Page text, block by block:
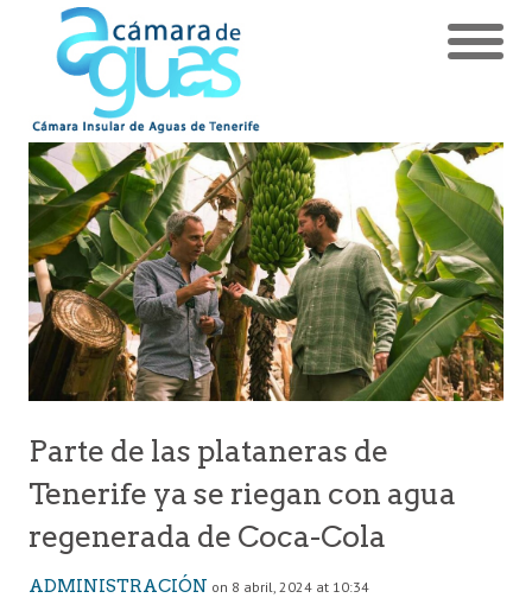
Parte de las plataneras de
Tenerife ya se riegan con agua
regenerada de Coca-Cola
ADMINISTRACIÓN on 8 abril, 2024 at 10:34